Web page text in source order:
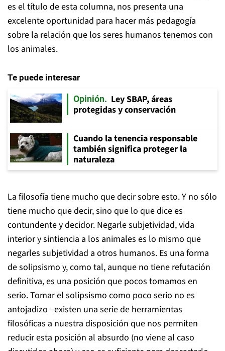
es el título de esta columna, nos presenta una
excelente oportunidad para hacer más pedagogía
sobre la relación que los seres humanos tenemos con
los animales.
Te puede interesar
Opinión
Ley SBAP, áreas
protegidas y conservación
Cuando la tenencia responsable
también significa proteger la
naturaleza
La filosofía tiene mucho que decir sobre esto. Y no sólo
tiene mucho que decir, sino que lo que dice es
contundente y decidor. Negarle subjetividad, vida
interior y sintiencia a los animales es lo mismo que
negarles subjetividad a otros humanos. Es una forma
de solipsismo y, como tal, aunque no tiene refutación
definitiva, es una posición que pocos tomamos en
serio. Tomar el solipsismo como poco serio no es
antojadizo –existen una serie de herramientas
filosóficas a nuestra disposición que nos permiten
reducir esta posición al absurdo (no viene al caso